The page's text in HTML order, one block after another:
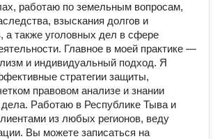
работаю по земельным вопросам,
взыскания долгов и
а также уголовных дел в сфере
Главное в моей практике —
и индивидуальный подход. Я
стратегии защиты,
правовом анализе и знании
Работаю в Республике Тыва и
из любых регионов, веду
Вы можете записаться на